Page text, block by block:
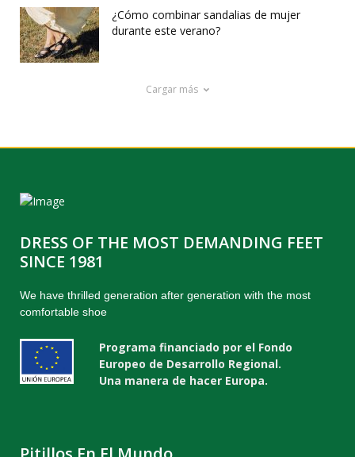
¿Cómo combinar sandalias de mujer
durante este verano?
Cargar más
DRESS OF THE MOST DEMANDING FEET
SINCE 1981
We have thrilled generation after generation with the most
comfortable shoe
Programa financiado por el Fondo
Europeo de Desarrollo Regional.
Una manera de hacer Europa.